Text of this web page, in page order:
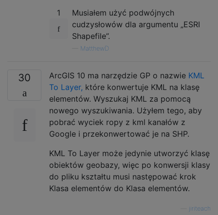
1
Musiałem użyć podwójnych
cudzysłowów dla argumentu „ESRI
Shapefile”.
MatthewD
30 ArcGIS 10 ma narzędzie GP o nazwie KML
To Layer, które konwertuje KML na klasę
elementów. Wyszukaj KML za pomocą
nowego wyszukiwania. Użyłem tego, aby
pobrać wyciek ropy z kml kanałów z
Google i przekonwertować je na SHP.
KML To Layer może jedynie utworzyć klasę
obiektów geobazy, więc po konwersji klasy
do pliku kształtu musi następować krok
Klasa elementów do Klasa elementów.
jiriteach